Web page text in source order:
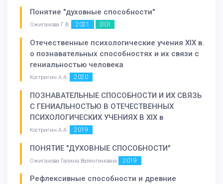
Понятие "духовные способности"
Ожиганова Г.В. 2021 DOI
Отечественные психологические учения XIX в.
о познавательных способностях и их связи с
гениальностью человека
Костригин А.А. 2020
ПОЗНАВАТЕЛЬНЫЕ СПОСОБНОСТИ И ИХ СВЯЗЬ
С ГЕНИАЛЬНОСТЬЮ В ОТЕЧЕСТВЕННЫХ
ПСИХОЛОГИЧЕСКИХ УЧЕНИЯХ В XIX в
Костригин А.А. 2019
ПОНЯТИE "ДУХОВНЫЕ СПОСОБНОСТИ"
Ожиганова Галина Валентиновна 2019
Рефлексивные способности и древние